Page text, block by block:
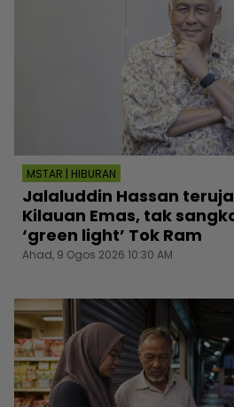
MSTAR | HIBURAN
Jalaluddin Hassan
Kilauan Emas, tak
‘green light’ Tok Ram
Ahad, 9 Ogos 2026 10:30 AM